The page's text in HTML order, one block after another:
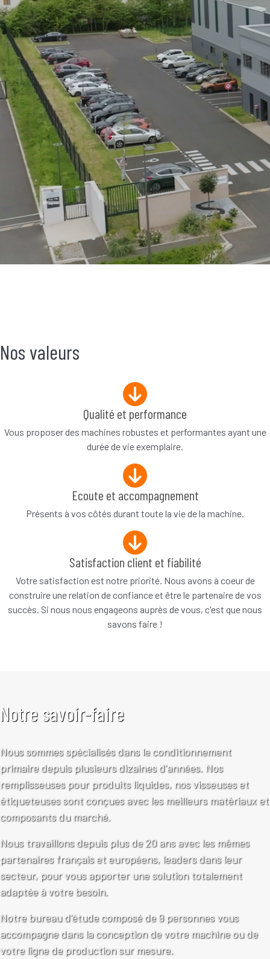
Nos valeurs
Qualité et performance
Vous proposer des machines robustes et performantes ayant une
durée de vie exemplaire.
Ecoute et accompagnement
Présents à vos côtés durant toute la vie de la machine.
Satisfaction client et fiabilité
Votre satisfaction est notre priorité. Nous avons à coeur de
construire une relation de confiance et être le partenaire de vos
succès. Si nous nous engageons auprès de vous, c'est que nous
savons faire !
Notre savoir-faire
Nous sommes spécialisés dans le conditionnement
primaire depuis plusieurs dizaines d'années. Nos
remplisseuses pour produits liquides, nos visseuses et
étiqueteuses sont conçues avec les meilleurs matériaux et
composants du marché.
Nous travaillons depuis plus de 20 ans avec les mêmes
partenaires français et européens, leaders dans leur
secteur, pour vous apporter une solution totalement
adaptée à votre besoin.
Notre bureau d'étude composé de 9 personnes vous
accompagne dans la conception de votre machine ou de
votre ligne de production sur mesure.